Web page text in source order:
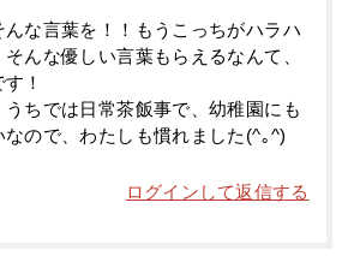
んな言葉を！！もうこっちがハラハ
んな優しい言葉もらえるなんて、
！
ちでは日常茶飯事で、幼稚園にも
ので、わたしも慣れました(^｡^)
ログインして返信する